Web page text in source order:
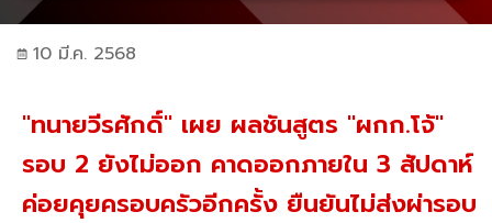
10 มี.ค. 2568
"ทนายวีรศักดิ์" เผย ผลชันสูตร "ผกก.โจ้"
รอบ 2 ยังไม่ออก คาดออกภายใน 3 สัปดาห์
ค่อยคุยครอบครัวอีกครั้ง ยืนยันไม่ส่งผ่ารอบ